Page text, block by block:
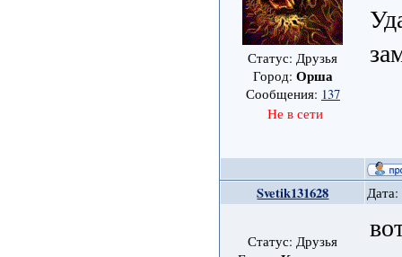
Статус: Друзья
Город: Орша
Сообщения: 137
Не в сети
Svetik131628
Статус: Друзья